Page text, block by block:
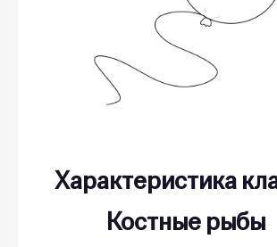
Характеристика
Костные рыбы